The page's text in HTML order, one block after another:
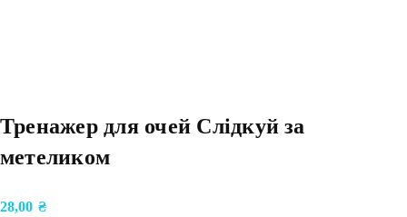
Тренажер для очей Слідкуй за
метеликом
28,00 ₴